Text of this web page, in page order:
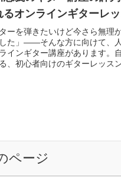
るオンラインギターレ
ーを弾きたいけど今さら無理
た」——そんな方に向けて、
インギター講座があります。
、初心者向けのギターレッス
ページ